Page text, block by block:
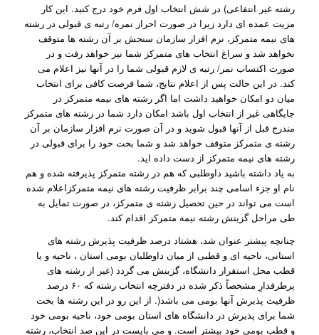
رشته غیر انتفاعی) در شش انتخاب اول فرم خود درج کنید. این کار
مزیت عمده ای دارد زیرا در صورت احراز نمره/ رتبه ی قبولی در رشته
های نیمه متمرکز، نرم افزار سازمان سنجش بر آن رشته ها متوقف
نخواهد شد و سراغ انتخاب های متمرکز شما نیز خواهد رفت و در
صورت اکتساب نمر/ رتبه ی لازم قبولی شما را در آنها نیز اعلام می
کند. در این حالت پس از اعلام نتایج، شما فرصت کافی برای انتخاب
میان دو امکان خواهید داشت اما اگر رشته های نیمه متمرکز در
جایگاهی غیر از انتخاب اول باشد امکان دارد شما در رشته های متمرکز
مندرج قبل از آنها قبول شوید و در آن صورت نرم افزار سازمان بر آن
رشته ی متمرکز متوقف خواهد شد و شما بخت خود را برای قبولی در
رشته های نیمه متمرکز از دست داده اید.
به یاد داشته باشید داوطلبی که هم در رشته متمرکز پذیرفته شده و هم
نام او جزء اسامی چند برابر ظرفیت رشته های نیمه متمرکزاعلام شده
است می تواند در حین تحصیل رشته ی متمرکز، در صورت تمایل به
طی مراحل گزینش رشته نیمه متمرکز اقدام کند.
چنانچه پیشتر عنوان شد، هشتاد درصد ظرفیت پذیرش رشته های
استانی، ناحیه ای و قطبی از میان داوطلبان بومی استان ، ناحیه و یا
قطب محل استقرار دانشگاه، گزینش می گردد (غیر از رشته های
پرطرفدارِ مشخصاً ذکر شده در دفترچه انتخاب رشته که ۶۰ درصد
ظرفیت پذیرش آنها بومی می باشد(. از این رو در این رشته ها بخت
شما برای پذیرش در دانشگاه های استان بومی خود، ناحیه بومی خود
و قطب بومی خود بیشتر است. و می بایست در این صد انتخاب، رشته